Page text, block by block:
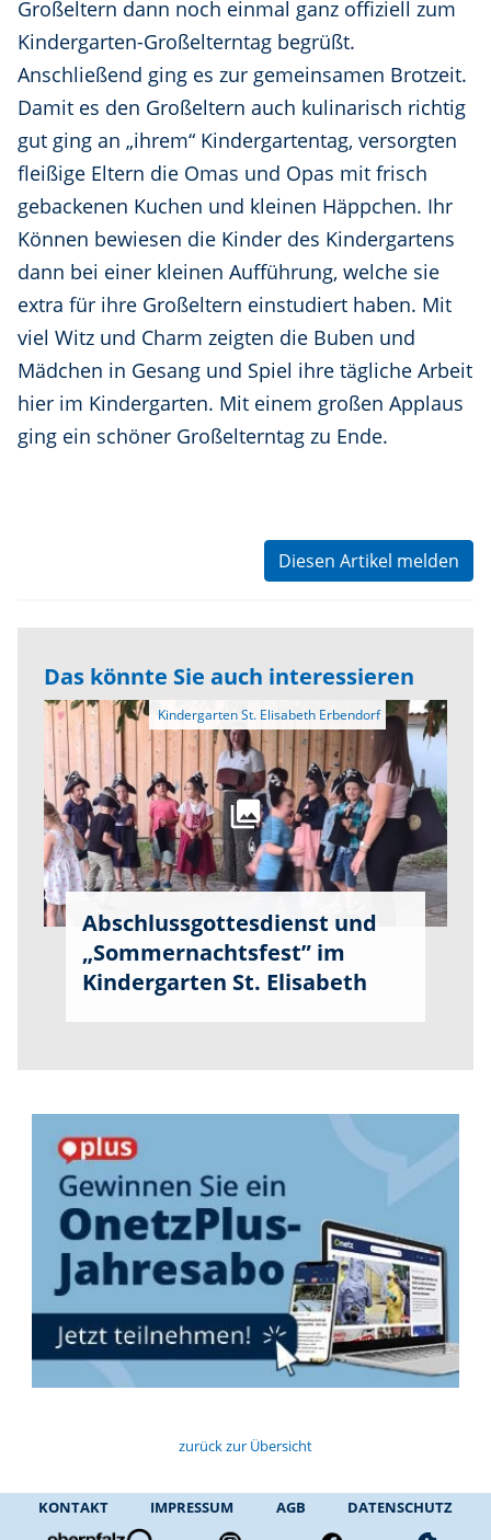
Großeltern dann noch einmal ganz offiziell zum
Kindergarten-Großelterntag begrüßt.
Anschließend ging es zur gemeinsamen Brotzeit.
Damit es den Großeltern auch kulinarisch richtig
gut ging an „ihrem“ Kindergartentag, versorgten
fleißige Eltern die Omas und Opas mit frisch
gebackenen Kuchen und kleinen Häppchen. Ihr
Können bewiesen die Kinder des Kindergartens
dann bei einer kleinen Aufführung, welche sie
extra für ihre Großeltern einstudiert haben. Mit
viel Witz und Charm zeigten die Buben und
Mädchen in Gesang und Spiel ihre tägliche Arbeit
hier im Kindergarten. Mit einem großen Applaus
ging ein schöner Großelterntag zu Ende.
Diesen Artikel melden
Das könnte Sie auch interessieren
Abschlussgottesdienst und
„Sommernachtsfest” im
Kindergarten St. Elisabeth
zurück zur Übersicht
KONTAKT IMPRESSUM AGB DATENSCHUTZ